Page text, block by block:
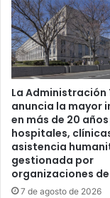
d
a
(
U
F
)
d
e
s
i
e
n
e
d
e
2
,
0
0
0
m
i
e
m
b
La Administración
anuncia la mayor
en más de 20
hospitales,
asistencia
gestionada por
organizaciones
7 de agosto de 2026